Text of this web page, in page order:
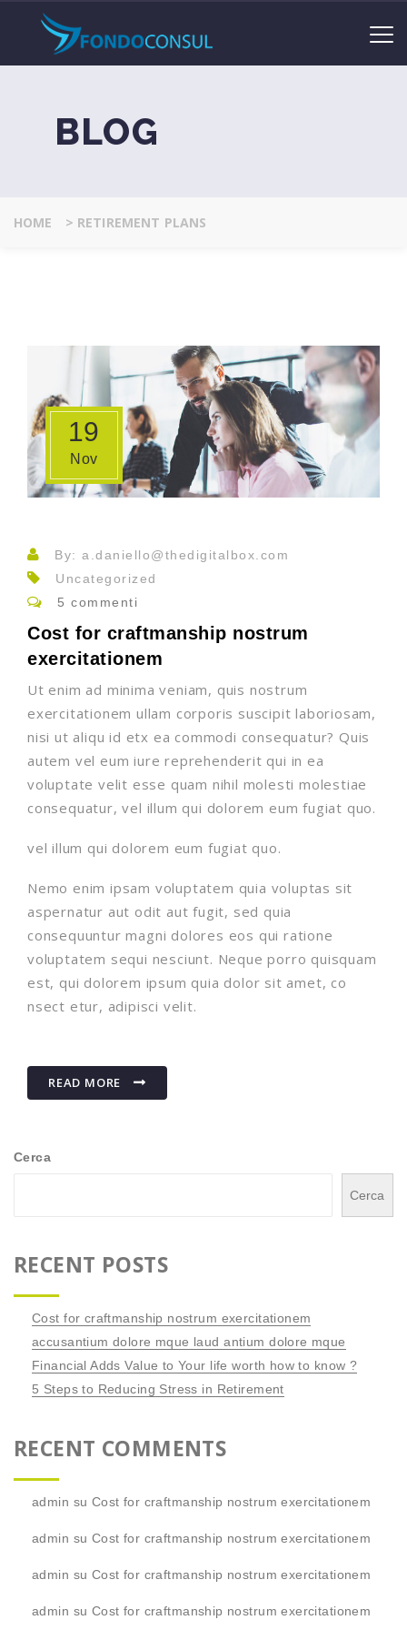
BLOG
HOME > RETIREMENT PLANS
19
Nov
By: a.daniello@thedigitalbox.com
Uncategorized
5 commenti
Cost for craftmanship nostrum
exercitationem
Ut enim ad minima veniam, quis nostrum
exercitationem ullam corporis suscipit laboriosam,
nisi ut aliqu id etx ea commodi consequatur? Quis
autem vel eum iure reprehenderit qui in ea
voluptate velit esse quam nihil molesti molestiae
consequatur, vel illum qui dolorem eum fugiat quo.
vel illum qui dolorem eum fugiat quo.
Nemo enim ipsam voluptatem quia voluptas sit
aspernatur aut odit aut fugit, sed quia
consequuntur magni dolores eos qui ratione
voluptatem sequi nesciunt. Neque porro quisquam
est, qui dolorem ipsum quia dolor sit amet, co
nsect etur, adipisci velit.
READ MORE
Cerca
Cerca
RECENT POSTS
Cost for craftmanship nostrum exercitationem
accusantium dolore mque laud antium dolore mque
Financial Adds Value to Your life worth how to know ?
5 Steps to Reducing Stress in Retirement
RECENT COMMENTS
admin su Cost for craftmanship nostrum exercitationem
admin su Cost for craftmanship nostrum exercitationem
admin su Cost for craftmanship nostrum exercitationem
admin su Cost for craftmanship nostrum exercitationem